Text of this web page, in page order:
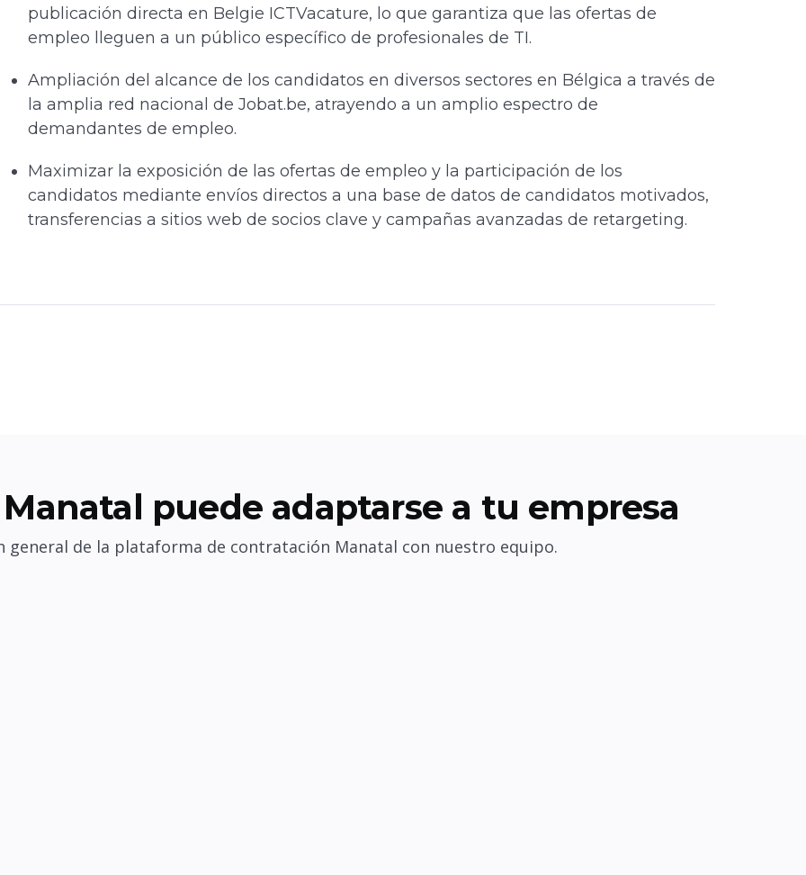
publicación directa en Belgie ICTVacature, lo que garantiza que las ofertas de
empleo lleguen a un público específico de profesionales de TI.
Ampliación del alcance de los candidatos en diversos sectores en Bélgica a través de
la amplia red nacional de Jobat.be, atrayendo a un amplio espectro de
demandantes de empleo.
Maximizar la exposición de las ofertas de empleo y la participación de los
candidatos mediante envíos directos a una base de datos de candidatos motivados,
transferencias a sitios web de socios clave y campañas avanzadas de retargeting.
puede adaptarse a tu empresa
general de la plataforma de contratación Manatal con nuestro equipo.